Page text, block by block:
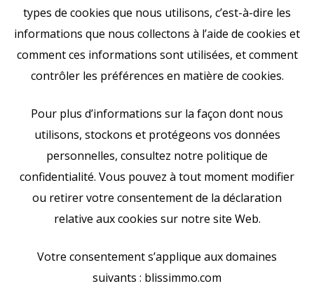
types de cookies que nous utilisons, c’est-à-dire les
informations que nous collectons à l’aide de cookies et
comment ces informations sont utilisées, et comment
contrôler les préférences en matière de cookies.
Pour plus d’informations sur la façon dont nous
utilisons, stockons et protégeons vos données
personnelles, consultez notre politique de
confidentialité. Vous pouvez à tout moment modifier
ou retirer votre consentement de la déclaration
relative aux cookies sur notre site Web.
Votre consentement s’applique aux domaines
suivants : blissimmo.com